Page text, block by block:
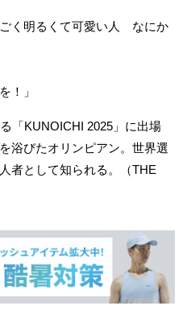
ごく明るくて可愛い人 なにか
！」
「KUNOICHI 2025」に出場
浴びたオリンピアン。世界選
者として知られる。（THE